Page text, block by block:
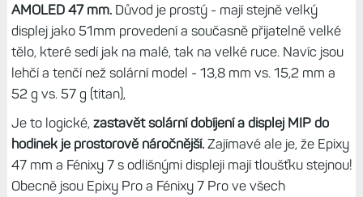
AMOLED 47 mm.Důvod je prostý - mají stejně velký
displej jako 51mm provedení a současně přijatelně velké
tělo, které sedí jak na malé, tak na velké ruce. Navíc jsou
lehčí a tenčí než solární model - 13,8 mm vs. 15,2 mm a
52 g vs. 57 g (titan),
Je to logické, zastavět solární dobíjení a displej MIP do
hodinek je prostorově náročnější.Zajímavé ale je, že Epixy
47 mm a Fénixy 7 s odlišnými displeji mají tloušťku stejnou!
Obecně jsou Epixy Pro a Fénixy 7 Pro ve všech